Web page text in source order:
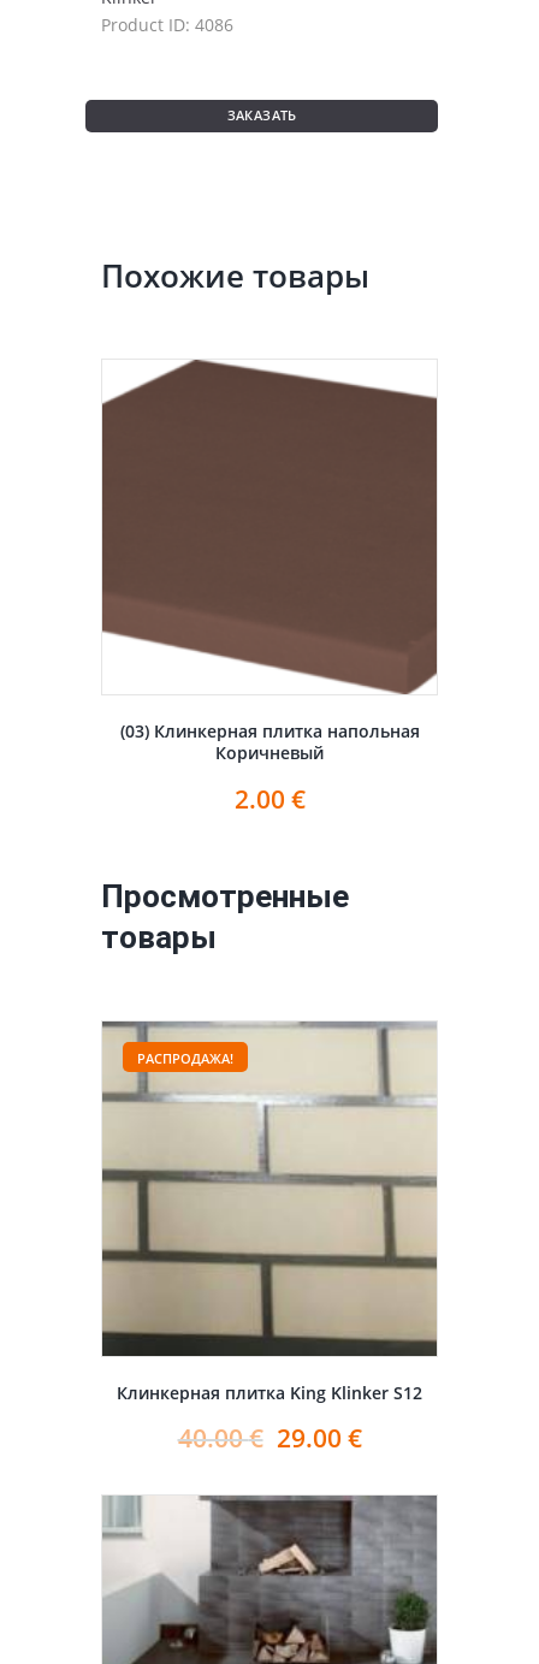
т
/
Product ID: 4086
ЗАКАЗАТЬ
Похожие товары
(03) Клинкерная плитка напольная
Коричневый
2.00 €
Просмотренные
товары
РАСПРОДАЖА!
Клинкерная плитка King Klinker S12
40.00€ 29.00 €